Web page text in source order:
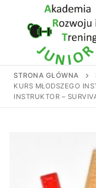
STRONA GŁÓWNA
KURS MŁODSZEGO
INSTRUKTOR –